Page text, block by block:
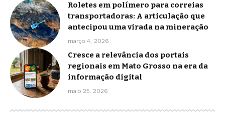
Roletes em polímero para correias
transportadoras: A articulação que
antecipou uma virada na mineração
março 4, 2026
Cresce a relevância dos portais
regionais em Mato Grosso na era da
informação digital
maio 25, 2026